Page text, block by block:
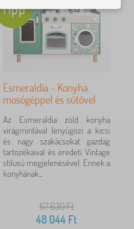
Tipp
Esmeraldia - Konyha
mosógéppel és sütővel
Az Esmeraldia zöld konyha
virágmintával lenyűgözi a kicsi
és nagy szakácsokat gazdag
tartozékaival és eredeti Vintage
stílusú megjelenésével. Ennek a
konyhának...
67 630Ft
48 044 Ft